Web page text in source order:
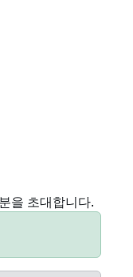
을 초대합니다.